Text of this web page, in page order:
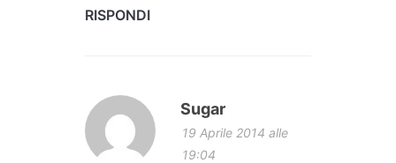
RISPONDI
Sugar
19 Aprile 2014 alle
19:04